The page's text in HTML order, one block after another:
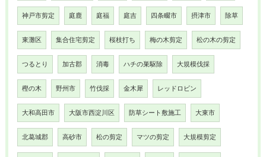
神戸市剪定 庭鹿 庭福 庭吉 四条畷市 摂津市 除草
東灘区 集合住宅剪定 桜枝打ち 梅の木剪定 松の木の剪定
つるとり 加古郡 消毒 ハチの巣駆除 大規模伐採
樫の木 野州市 竹伐採 金木犀 レッドロビン
大和高田市 大阪市西淀川区 防草シート敷施工 大東市
北葛城郡 高砂市 松の剪定 マツの剪定 大規模剪定